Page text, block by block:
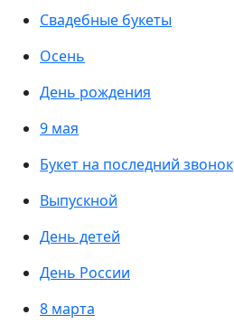
Свадебные букеты
Осень
День рождения
9 мая
Букет на последний звонок
Выпускной
День детей
День России
8 марта